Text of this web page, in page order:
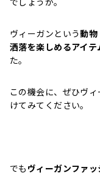
ヴィーガンという動物
洒落を楽しめるアイ
た。
この機会に、ぜひヴ
けてみてください。
でも ヴィーガンファ